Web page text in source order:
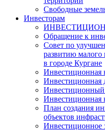
Свободные
Инвесторам
Обращение к
Совет по
развитию малого
в городе Кургане
Инвестиционная
Инвестиционная
Инвестиционный
Инвестиционная
План создания
объектов
Инвестиционное